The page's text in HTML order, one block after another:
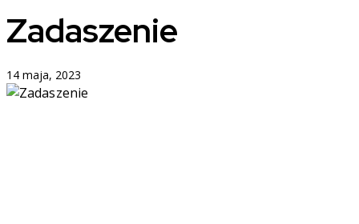
Zadaszenie
14 maja, 2023